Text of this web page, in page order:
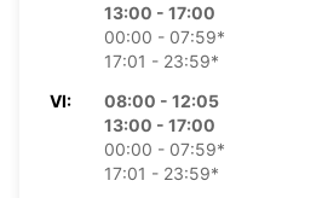
13:00 - 17:00
00:00 - 07:59*
17:01 - 23:59*
VI:
08:00 - 12:05
13:00 - 17:00
00:00 - 07:59*
17:01 - 23:59*